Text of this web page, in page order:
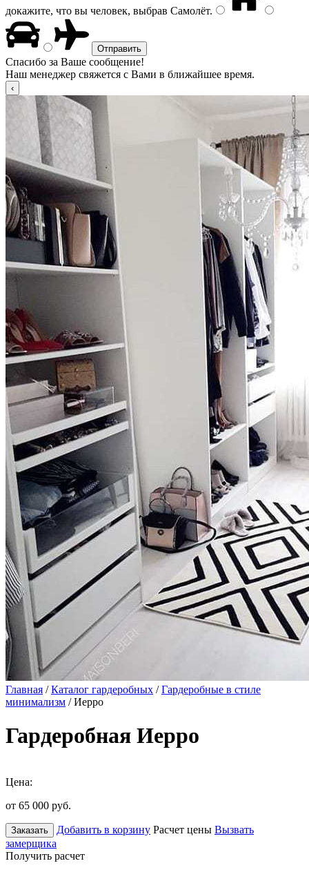
докажите, что вы человек, выбрав Самолёт.
Спасибо за Ваше сообщение!
Наш менеджер свяжется с Вами в ближайшее время.
Главная /Каталог гардеробных /Гардеробные в стиле
минимализм / Иерро
Гардеробная Иерро
Цена:
от 65 000 руб.
Заказать Добавить в корзину Расчет цены Вызвать
замерщика
Получить расчет